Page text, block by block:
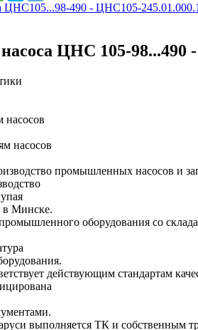
ЦНС105...98-490 - ЦНС105-
ЦНС 105-98...490
насосов
насосов
в Минске.